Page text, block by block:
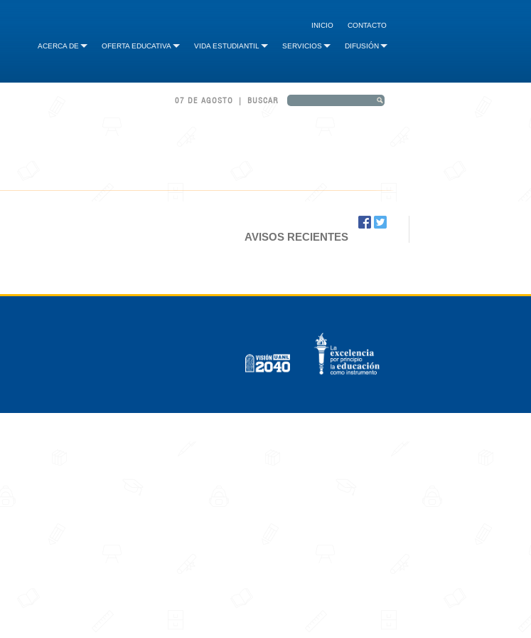
INICIO CONTACTO
ACERCA DE OFERTA EDUCATIVA VIDA ESTUDIANTIL SERVICIOS DIFUSIÓN
07 DE AGOSTO | BUSCAR
AVISOS RECIENTES